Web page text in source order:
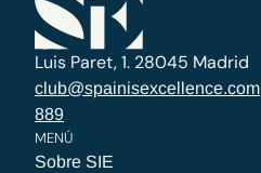
Luis Paret, 1. 28045 Madrid
club@spainisexcellence.com
889
MENÚ
Sobre SIE